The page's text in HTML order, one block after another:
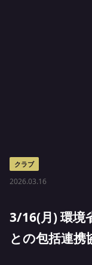
クラブ
2026.03.16
3/16(月) 環境
との包括連携